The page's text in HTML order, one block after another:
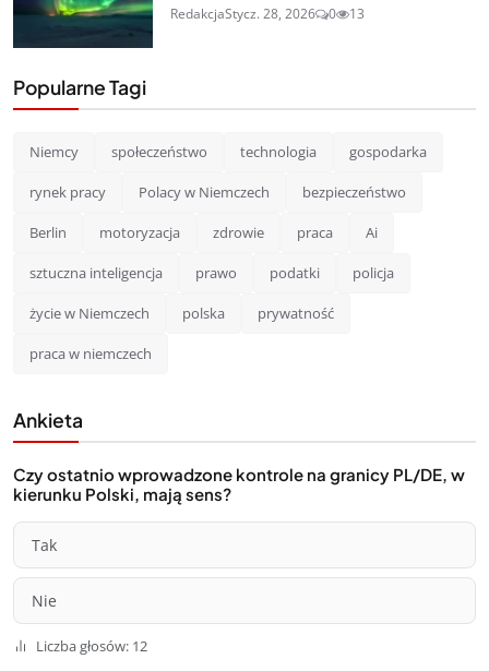
RedakcjaStycz. 28, 2026 0 13
Popularne Tagi
Niemcy społeczeństwo technologia gospodarka
rynek pracy Polacy w Niemczech bezpieczeństwo
Berlin motoryzacja zdrowie praca Ai
sztuczna inteligencja prawo podatki policja
życie w Niemczech polska prywatność
praca w niemczech
Ankieta
Czy ostatnio wprowadzone kontrole na granicy PL/DE, w
kierunku Polski, mają sens?
Tak
Nie
Liczba głosów: 12